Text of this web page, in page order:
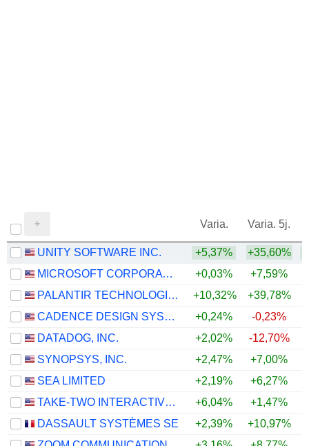
Varia. Varia. 5j.
UNITY SOFTWARE INC. +5,37% +35,60%
MICROSOFT CORPORATION
+0,03% +7,59%
PALANTIR TECHNOLOGIES INC.
+10,32% +39,78%
CADENCE DESIGN SYSTEMS, INC.
+0,24% -0,23%
DATADOG, INC.
+2,02% -12,70%
SYNOPSYS, INC.
+2,47% +7,00%
SEA LIMITED
+2,19% +6,27%
TAKE-TWO INTERACTIVE SOFTWARE, INC.
+6,04% +1,47%
DASSAULT SYSTÈMES SE
+2,39% +10,97%